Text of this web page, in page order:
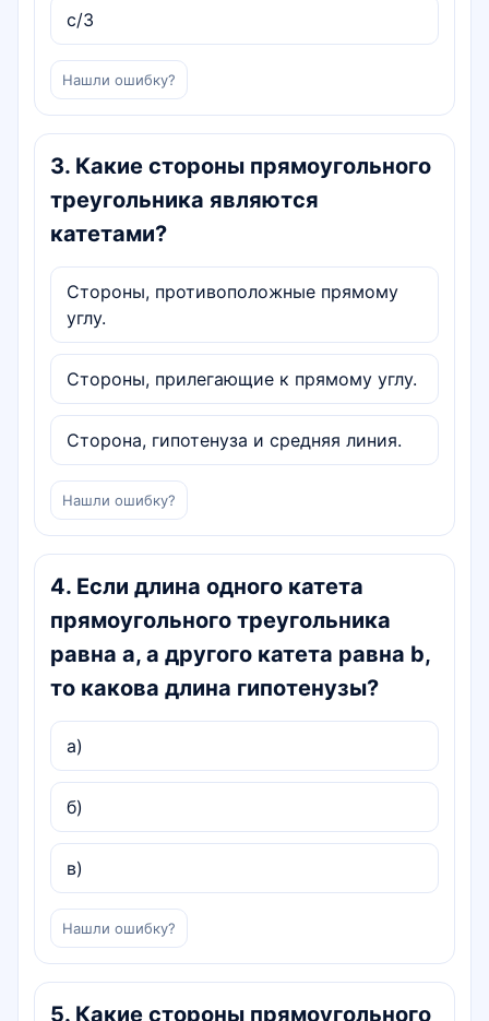
c/3
Нашли ошибку?
3. Какие стороны прямоугольного
треугольника являются
катетами?
Стороны, противоположные прямому
углу.
Стороны, прилегающие к прямому углу.
Сторона, гипотенуза и средняя линия.
Нашли ошибку?
4. Если длина одного катета
прямоугольного треугольника
равна a, а другого катета равна b,
то какова длина гипотенузы?
a)
б)
в)
Нашли ошибку?
5. Какие стороны прямоугольного